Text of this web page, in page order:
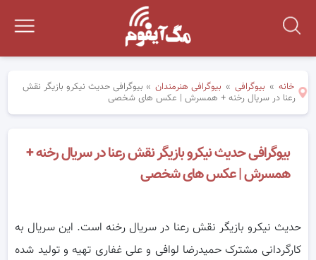
خانه » بیوگرافی » بیوگرافی هنرمندان » بیوگرافی حدیث نیکرو بازیگر نقش
رعنا در سریال رخنه + همسرش | عکس های شخصی
بیوگرافی حدیث نیکرو بازیگر نقش رعنا در سریال رخنه +
همسرش | عکس های شخصی
حدیث نیکرو بازیگر نقش رعنا در سریال رخنه است. این سریال به
کارگردانی مشترک حمیدرضا لوافی و علی غفاری تهیه و تولید شده